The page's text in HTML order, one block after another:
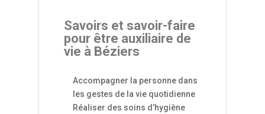
Savoirs et savoir-faire
pour être auxiliaire de
vie à Béziers
Accompagner la personne dans
les gestes de la vie quotidienne
Réaliser des soins d’hygiène